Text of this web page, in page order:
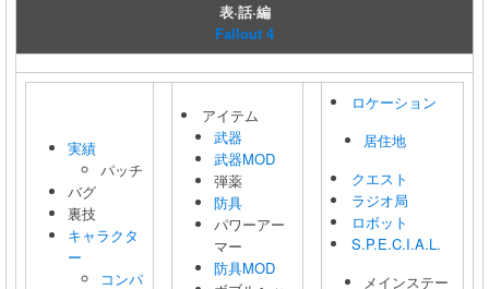
表·話·編
Fallout 4
実績
パッチ
バグ
裏技
キャラクタ
ー
コンパ
アイテム
武器
武器MOD
弾薬
防具
パワーアー
マー
防具MOD
ロケーション
居住地
クエスト
ラジオ局
ロボット
S.P.E.C.I.A.L.
メインステー